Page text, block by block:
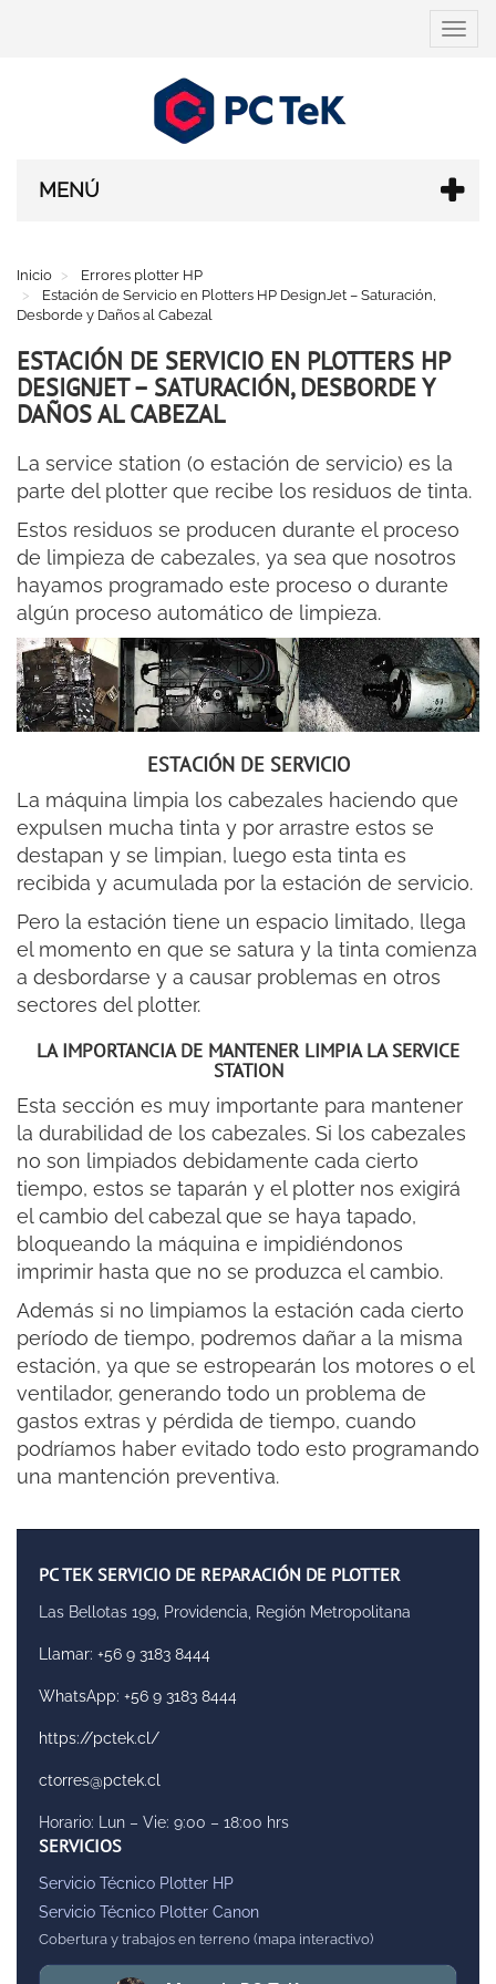
MENÚ
Inicio
Errores plotter HP
Estación de Servicio en Plotters HP DesignJet – Saturación,
Desborde y Daños al Cabezal
ESTACIÓN DE SERVICIO EN PLOTTERS HP
DESIGNJET – SATURACIÓN, DESBORDE Y
DAÑOS AL CABEZAL
La service station (o estación de servicio) es la
parte del plotter que recibe los residuos de tinta.
Estos residuos se producen durante el proceso
de limpieza de cabezales, ya sea que nosotros
hayamos programado este proceso o durante
algún proceso automático de limpieza.
ESTACIÓN DE SERVICIO
La máquina limpia los cabezales haciendo que
expulsen mucha tinta y por arrastre estos se
destapan y se limpian, luego esta tinta es
recibida y acumulada por la estación de servicio.
Pero la estación tiene un espacio limitado, llega
el momento en que se satura y la tinta comienza
a desbordarse y a causar problemas en otros
sectores del plotter.
LA IMPORTANCIA DE MANTENER LIMPIA LA SERVICE
STATION
Esta sección es muy importante para mantener
la durabilidad de los cabezales. Si los cabezales
no son limpiados debidamente cada cierto
tiempo, estos se taparán y el plotter nos exigirá
el cambio del cabezal que se haya tapado,
bloqueando la máquina e impidiéndonos
imprimir hasta que no se produzca el cambio.
Además si no limpiamos la estación cada cierto
período de tiempo, podremos dañar a la misma
estación, ya que se estropearán los motores o el
ventilador, generando todo un problema de
gastos extras y pérdida de tiempo, cuando
podríamos haber evitado todo esto programando
una mantención preventiva.
PC TEK SERVICIO DE REPARACIÓN DE PLOTTER
Las Bellotas 199, Providencia, Región Metropolitana
Llamar: +56 9 3183 8444
WhatsApp: +56 9 3183 8444
https://pctek.cl/
ctorres@pctek.cl
Horario: Lun – Vie: 9:00 – 18:00 hrs
SERVICIOS
Servicio Técnico Plotter HP
Servicio Técnico Plotter Canon
Cobertura y trabajos en terreno (mapa interactivo)